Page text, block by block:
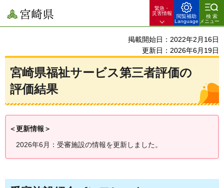
宮崎県
緊急・
災害情報
閲覧補助
Language
検索
メニュー
掲載開始日：2022年2月16日
更新日：2026年6月19日
宮崎県福祉サービス第三者評価の
評価結果
＜更新情報＞
2026年6月：受審施設の情報を更新しました。